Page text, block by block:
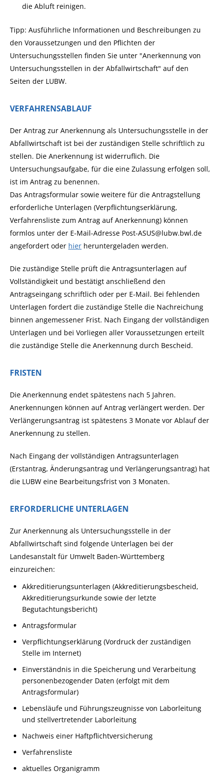
die Abluft reinigen.
Tipp: Ausführliche Informationen und Beschreibungen zu
den Voraussetzungen und den Pflichten der
Untersuchungsstellen finden Sie unter "Anerkennung von
Untersuchungsstellen in der Abfallwirtschaft" auf den
Seiten der LUBW.
VERFAHRENSABLAUF
Der Antrag zur Anerkennung als Untersuchungsstelle in der
Abfallwirtschaft ist bei der zuständigen Stelle schriftlich zu
stellen. Die Anerkennung ist widerruflich. Die
Untersuchungsaufgabe, für die eine Zulassung erfolgen soll,
ist im Antrag zu benennen.
Das Antragsformular sowie weitere für die Antragstellung
erforderliche Unterlagen (Verpflichtungserklärung,
Verfahrensliste zum Antrag auf Anerkennung) können
formlos unter der E-Mail-Adresse Post-ASUS@lubw.bwl.de
angefordert oder hier heruntergeladen werden.
Die zuständige Stelle prüft die Antragsunterlagen auf
Vollständigkeit und bestätigt anschließend den
Antragseingang schriftlich oder per E-Mail. Bei fehlenden
Unterlagen fordert die zuständige Stelle die Nachreichung
binnen angemessener Frist. Nach Eingang der vollständigen
Unterlagen und bei Vorliegen aller Voraussetzungen erteilt
die zuständige Stelle die Anerkennung durch Bescheid.
FRISTEN
Die Anerkennung endet spätestens nach 5 Jahren.
Anerkennungen können auf Antrag verlängert werden. Der
Verlängerungsantrag ist spätestens 3 Monate vor Ablauf der
Anerkennung zu stellen.
Nach Eingang der vollständigen Antragsunterlagen
(Erstantrag, Änderungsantrag und Verlängerungsantrag) hat
die LUBW eine Bearbeitungsfrist von 3 Monaten.
ERFORDERLICHE UNTERLAGEN
Zur Anerkennung als Untersuchungsstelle in der
Abfallwirtschaft sind folgende Unterlagen bei der
Landesanstalt für Umwelt Baden-Württemberg
einzureichen:
Akkreditierungsunterlagen (Akkreditierungsbescheid,
Akkreditierungsurkunde sowie der letzte
Begutachtungsbericht)
Antragsformular
Verpflichtungserklärung (Vordruck der zuständigen
Stelle im Internet)
Einverständnis in die Speicherung und Verarbeitung
personenbezogender Daten (erfolgt mit dem
Antragsformular)
Lebensläufe und Führungszeugnisse von Laborleitung
und stellvertretender Laborleitung
Nachweis einer Haftpflichtversicherung
Verfahrensliste
aktuelles Organigramm